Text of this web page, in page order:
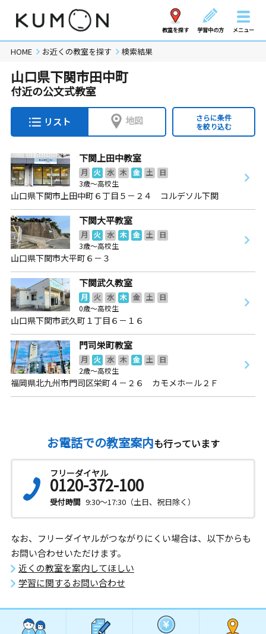
教室を探す 学習中の方 メニュー
HOME お近くの教室を探す 検索結果
山口県下関市田中町
付近の公文式教室
リスト 地図
さらに条件
を絞り込む
下関上田中教室
月 火 水 木 金 土
日
3歳～高校生
山口県下関市上田中町６丁目５－２４ コルデソル下関
下関大平教室
月 火 水 木 金 土
日
3歳～高校生
山口県下関市大平町６－３
下関武久教室
月 火 水 木 金 土
日
0歳～高校生
山口県下関市武久町１丁目６－１６
門司栄町教室
月 火 水 木 金 土
日
2歳～高校生
福岡県北九州市門司区栄町４－２６ カモメホール２Ｆ
お電話での教室案内も行っています
フリーダイヤル
0120-372-100
受付時間 9:30～17:30（土日、祝日除く）
なお、フリーダイヤルがつながりにくい場合は、以下からも
お問い合わせいただけます。
近くの教室を案内してほしい
学習に関するお問い合わせ